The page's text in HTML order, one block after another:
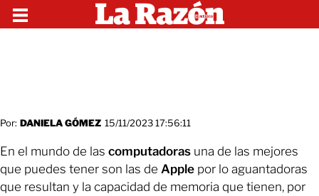
Por: DANIELA GÓMEZ 15/11/2023 17:56:11
En el mundo de las computadoras una de las mejores
que puedes tener son las de Apple por lo aguantadoras
que resultan y la capacidad de memoria que tienen, por